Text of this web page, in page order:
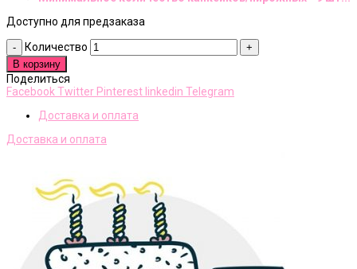
Доступно для предзаказа
Количество
В корзину
Поделиться
Facebook Twitter Pinterest linkedin Telegram
Доставка и оплата
Доставка и оплата